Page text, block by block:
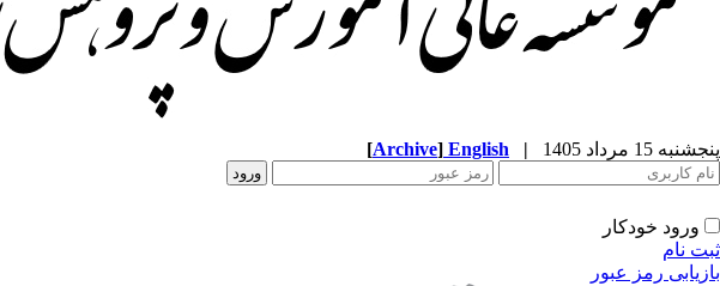
پنجشنبه 15 مرداد 1405 |
English
[Archive]
ورود خودکار
ثبت نام
بازیابی رمز عبور